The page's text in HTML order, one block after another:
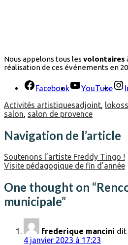
Nous appelons tous les volontaires
réalisation de ces événements en
Facebook YouTube
Activités artistiquesadjoint,
salon, salon de provence
Navigation de l’article
Soutenons l’artiste Freddy Tingo !
Visite pédagogique de fin d’année
One thought on “
municipale”
frederique mancini dit
4 janvier 2023 à 17:23